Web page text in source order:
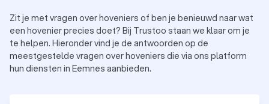
een indruk te krijgen van de kwaliteit van het werk.
Certificeringen: controleer of de hovenier gecertificeerd
is, bijvoorbeeld via een brancheorganisatie zoals
Vereniging van Hoveniers en Groenvoorzieners (VHG).
Prijs:vraag meerdere offertes aan om een goed beeld
Zit je met vragen over hoveniers of ben je benieuwd naar wat
een hovenier precies doet? Bij Trustoo staan we klaar om je
te helpen. Hieronder vind je de antwoorden op de
meestgestelde vragen over hoveniers die via ons platform
hun diensten in Eemnes aanbieden.